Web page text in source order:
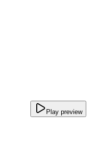
Play preview